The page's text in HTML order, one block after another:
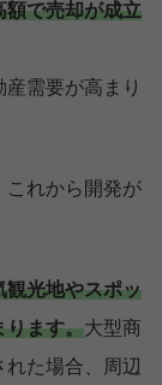
額で売却が成立
需要が高まり
これから開発が
観光地やスポッ
ります。大型商
た場合、周辺